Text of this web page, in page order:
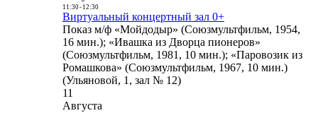
11:30- 12:30
Виртуальный концертный зал 0+
Показ м/ф «Мойдодыр» (Союзмультфильм, 1954,
16 мин.); «Ивашка из Дворца пионеров»
(Союзмультфильм, 1981, 10 мин.); «Паровозик из
Ромашкова» (Союзмультфильм, 1967, 10 мин.)
(Ульяновой, 1, зал № 12)
11
Августа